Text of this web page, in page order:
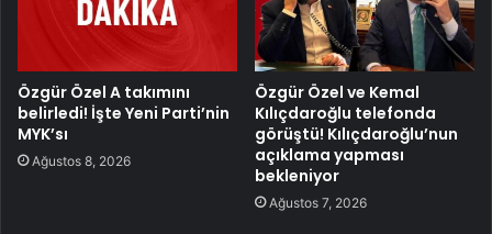
Özgür Özel A takımını
belirledi! İşte Yeni Parti’nin
MYK’sı
Ağustos 8, 2026
Özgür Özel ve Kemal
Kılıçdaroğlu telefonda
görüştü! Kılıçdaroğlu’nun
açıklama yapması
bekleniyor
Ağustos 7, 2026